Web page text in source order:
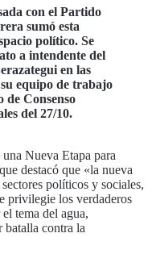
con el Partido
sumó esta
político. Se
a intendente del
en las
equipo de trabajo
de Consenso
del 27/10.
Nueva Etapa para
destacó que «la nueva
políticos y sociales,
privilegie los verdaderos
tema del agua,
batalla contra la